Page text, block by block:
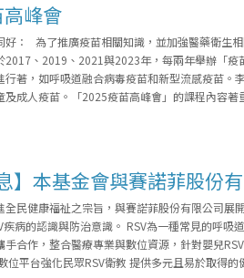
峰會
好： 為了推廣疫苗相關知識，並加強醫藥衛生
2017、2019、2021與2023年，每兩年舉辦「
行著，如呼吸道融合病毒疫苗和新型流感疫苗
及成人疫苗。「2025疫苗高峰會」的課程內容
】本基金會與賽諾菲股份
全民健康福祉之宗旨，與賽諾菲股份有限公司展
疾病的認識與防治意識。 RSV為一種常見的呼
手合作，整合醫療專業與數位資源，針對嬰兒
位平台強化民眾RSV衛教 提供多元且易於取得